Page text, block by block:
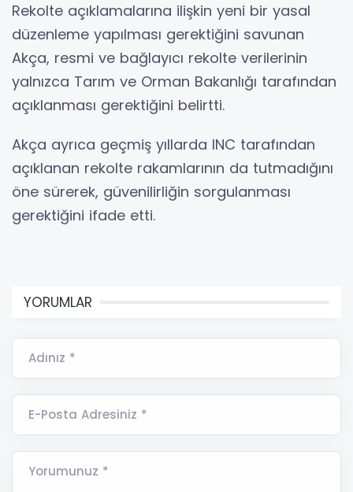
Rekolte açıklamalarına ilişkin yeni bir yasal
düzenleme yapılması gerektiğini savunan
Akça, resmi ve bağlayıcı rekolte verilerinin
yalnızca Tarım ve Orman Bakanlığı tarafından
açıklanması gerektiğini belirtti.
Akça ayrıca geçmiş yıllarda INC tarafından
açıklanan rekolte rakamlarının da tutmadığını
öne sürerek, güvenilirliğin sorgulanması
gerektiğini ifade etti.
YORUMLAR
Adınız *
E-Posta Adresiniz *
Yorumunuz *